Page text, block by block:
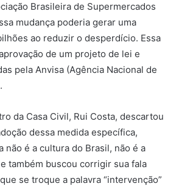
Brasileira de Supermercados
mudança poderia gerar uma
ao reduzir o desperdício. Essa
de um projeto de lei e
pela Anvisa (Agência Nacional de
da Casa Civil, Rui Costa, descartou
dessa medida específica,
não é a cultura do Brasil, não é a
também buscou corrigir sua fala
se troque a palavra “intervenção”